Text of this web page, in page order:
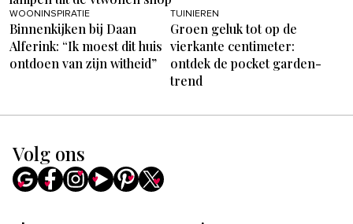
WOONINSPIRATIE
Binnenkijken bij Daan
Alferink: “Ik moest dit huis
ontdoen van zijn witheid”
TUINIEREN
Groen geluk tot op de
vierkante centimeter:
ontdek de pocket garden-
trend
Volg ons